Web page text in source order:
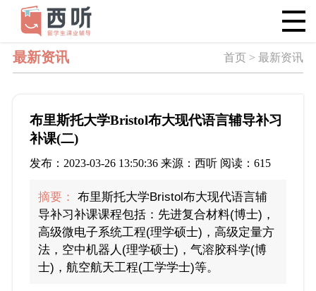
最新资讯 首页 > 最新资讯
布里斯托大学Bristol布大现代语言辅导补习
补课(二)
发布：2023-03-26 13:50:36 来源：西听 阅读：615
摘要：
布里斯托大学Bristol布大现代语言辅
导补习补课课程包括：先进复合材料(博士)，
高级微电子系统工程(理学硕士)，高级定量方
法，空中机器人(理学硕士)，气溶胶科学(博
士)，航空航天工程(工学学士)等。